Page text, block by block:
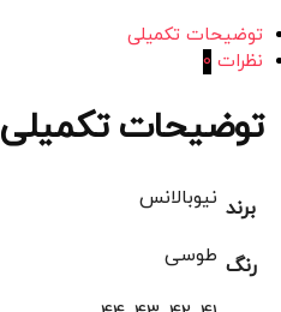
توضیحات تکمیلی
نظرات 0
توضیحات تکمیلی
برند نیوبالانس
رنگ طوسی